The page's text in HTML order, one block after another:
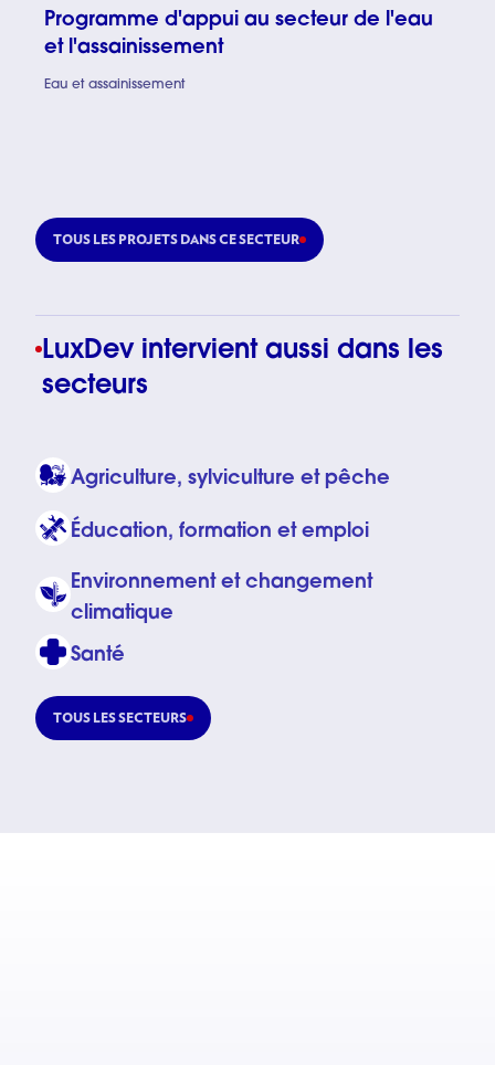
Programme d'appui au secteur de l'eau
et l'assainissement
Eau et assainissement
TOUS LES PROJETS DANS CE SECTEUR
LuxDev intervient aussi dans les
secteurs
Agriculture, sylviculture et pêche
Éducation, formation et emploi
Environnement et changement
climatique
Santé
TOUS LES SECTEURS